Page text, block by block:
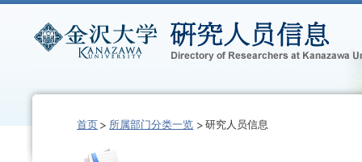
首页 所属部门分类一览 研究人员信息